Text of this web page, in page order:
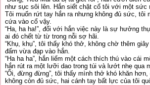
như sục sôi lên. Hắn siết chặt cổ tôi với một sức
Tôi muốn rứt tay hắn ra nhưng không đủ sức, tôi
cứa vào cổ vậy.
“Ha, ha ha!”, đối với hắn việc này là sự hưởng
ai đó chết từ từ trong nỗi sợ hãi.
“Khụ, khụ”, tôi thấy khó thở, không chờ thêm
đấm vừa đạp vào hắn.
“Ha ha ha”, hắn liếm một cách thích thú vào cái
hắn rút ra một lưỡi dao trong túi và lướt nhẹ qua
“Ối, đừng đừng”, tôi thấy mình thở khó khăn
không còn đủ sức, hai cánh tay bất lực của tôi